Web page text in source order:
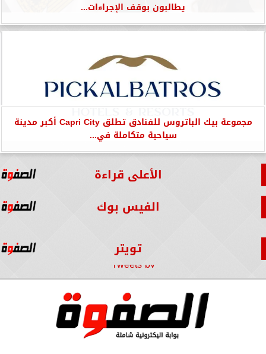
يطالبون بوقف الإجراءات...
مجموعة بيك الباتروس للفنادق تطلق Capri City أكبر مدينة
سياحية متكاملة في...
الأعلى قراءة
الفيس بوك
تويتر
Tweets by